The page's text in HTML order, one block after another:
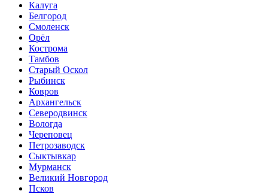
Калуга
Белгород
Смоленск
Орёл
Кострома
Тамбов
Старый Оскол
Рыбинск
Ковров
Архангельск
Северодвинск
Вологда
Череповец
Петрозаводск
Сыктывкар
Мурманск
Великий Новгород
Псков